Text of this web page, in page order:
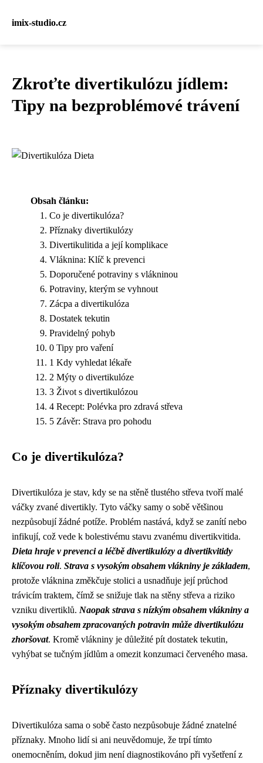
imix-studio.cz
Zkroťte divertikulózu jídlem:
Tipy na bezproblémové trávení
Obsah článku:
Co je divertikulóza?
Příznaky divertikulózy
Divertikulitida a její komplikace
Vláknina: Klíč k prevenci
Doporučené potraviny s vlákninou
Potraviny, kterým se vyhnout
Zácpa a divertikulóza
Dostatek tekutin
Pravidelný pohyb
0 Tipy pro vaření
1 Kdy vyhledat lékaře
2 Mýty o divertikulóze
3 Život s divertikulózou
4 Recept: Polévka pro zdravá střeva
5 Závěr: Strava pro pohodu
Co je divertikulóza?
Divertikulóza je stav, kdy se na stěně tlustého střeva tvoří malé
váčky zvané divertikly. Tyto váčky samy o sobě většinou
nezpůsobují žádné potíže. Problém nastává, když se zanítí nebo
infikují, což vede k bolestivému stavu zvanému divertikvitida.
Dieta hraje v prevenci a léčbě divertikulózy a divertikvitidy
klíčovou roli. Strava s vysokým obsahem vlákniny je základem,
protože vláknina změkčuje stolici a usnadňuje její průchod
trávicím traktem, čímž se snižuje tlak na stěny střeva a riziko
vzniku divertiklů. Naopak strava s nízkým obsahem vlákniny a
vysokým obsahem zpracovaných potravin může divertikulózu
zhoršovat. Kromě vlákniny je důležité pít dostatek tekutin,
vyhýbat se tučným jídlům a omezit konzumaci červeného masa.
Příznaky divertikulózy
Divertikulóza sama o sobě často nezpůsobuje žádné znatelné
příznaky. Mnoho lidí si ani neuvědomuje, že trpí tímto
onemocněním, dokud jim není diagnostikováno při vyšetření z